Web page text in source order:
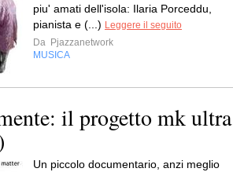
piu' amati dell'isola: Ilaria Porceddu,
pianista e (...) Leggere il seguito
Da Pjazzanetwork
MUSICA
il progetto mk ultra
Un piccolo documentario, anzi meglio